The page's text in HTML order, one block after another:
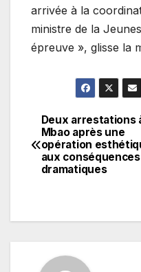
arrivée à la
ministre de la
épreuve », glisse la
de
l’article
Deux arrestations
Mbao après une
opération
aux conséquences
dramatiques